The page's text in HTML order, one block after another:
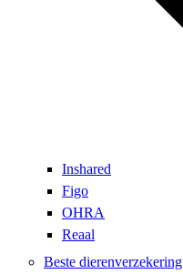
Inshared
Figo
OHRA
Reaal
Beste dierenverzekering